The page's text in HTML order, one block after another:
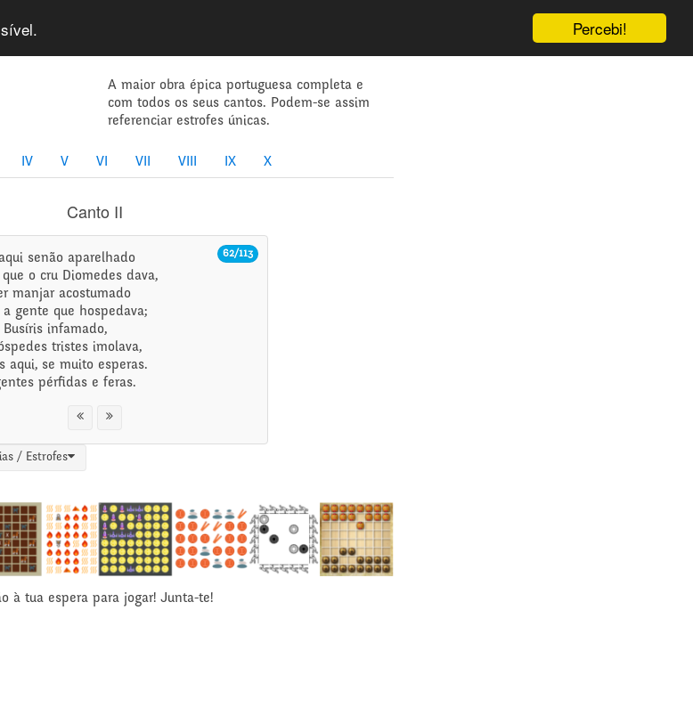
Percebi!
A maior obra épica portuguesa completa e
com todos os seus cantos. Podem-se assim
referenciar estrofes únicas.
IV V VI VII VIII IX X
Canto II
62/113
senão aparelhado
o cru Diomedes dava,
manjar acostumado
a gente que hospedava;
infamado,
tristes imolava,
aqui, se muito esperas.
pérfidas e feras.
/ Estrofes
à tua espera para jogar! Junta-te!